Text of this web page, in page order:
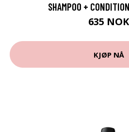
SHAMPOO +
635 NOK
KJØP NÅ